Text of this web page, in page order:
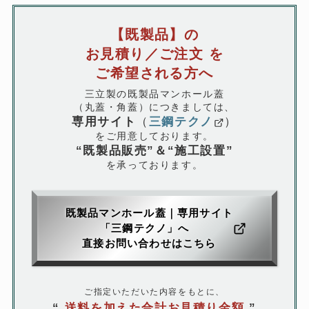
【既製品】 の
お見積り／ご注文 を
ご希望される方へ
三立製の既製品マンホール蓋
（丸蓋・角蓋）につきましては、
専用サイト （ 三鋼テクノ ）
をご用意しております。
“既製品販売” ＆ “施工設置”
を承っております。
既製品マンホール蓋｜専用サイト
「三鋼テクノ」へ
直接お問い合わせはこちら
ご指定いただいた内容をもとに、